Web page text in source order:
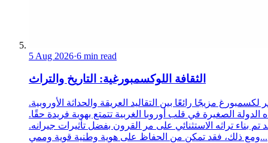
5 Aug 2026·6 min read
الثقافة اللوكسمبورغية: التاريخ والتراث
لكسمبورغ مزيجًا رائعًا بين التقاليد العريقة والحداثة الأوروبية.
الدولة الصغيرة في قلب أوروبا الغربية تتمتع بهوية فريدة حقًا.
تم بناء تراثه الاستثنائي على مر القرون بفضل تأثيرات جيرانه.
ومع ذلك، فقد تمكن من الحفاظ على هوية وطنية قوية وممي...